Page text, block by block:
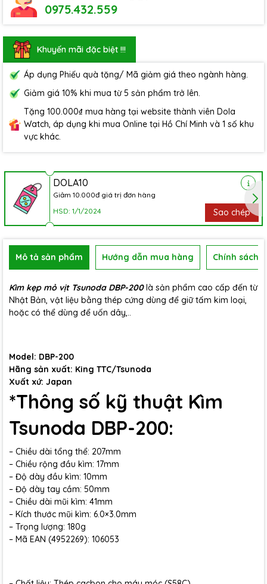
0975.432.559
Khuyến mãi đặc biệt !!!
Áp dụng Phiếu quà tặng/ Mã giảm giá theo ngành hàng.
Giảm giá 10% khi mua từ 5 sản phẩm trở lên.
Tặng 100.000₫ mua hàng tại website thành viên Dola
Watch, áp dụng khi mua Online tại Hồ Chí Minh và 1 số khu
vực khác.
DOLA10
Giảm 10.000đ giá trị đơn hàng
HSD: 1/1/2024
Sao chép
Mô tả sản phẩm Hướng dẫn mua hàng Chính sách
Kìm kẹp mỏ vịt Tsunoda DBP-200là sản phẩm cao cấp đến từ
Nhật Bản, vật liệu bằng thép cứng dùng để giữ tấm kim loại,
hoặc có thể dùng để uốn dây,..
Model: DBP-200
Hãng sản xuất: King TTC/Tsunoda
Xuất xứ: Japan
*Thông số kỹ thuật Kìm
Tsunoda DBP-200:
– Chiều dài tổng thể: 207mm
– Chiều rộng đầu kìm: 17mm
– Độ dày đầu kìm: 10mm
– Độ dày tay cầm: 50mm
– Chiều dài mũi kìm: 41mm
– Kích thước mũi kìm: 6.0×3.0mm
– Trọng lượng: 180g
– Mã EAN (4952269): 106053